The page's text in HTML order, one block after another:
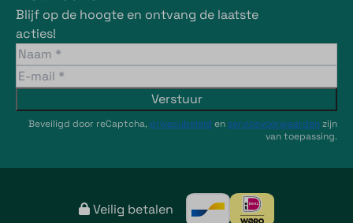
Blijf op de hoogte en ontvang de laatste
acties!
Verstuur
Beveiligd door reCaptcha, privacybeleid en servicevoorwaardenzijn
van toepassing.
Veilig betalen